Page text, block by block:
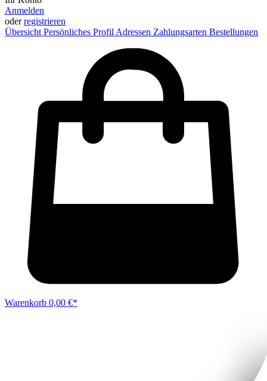
Anmelden
oderregistrieren
Übersicht Persönliches Profil Adressen Zahlungsarten Bestellungen
Warenkorb 0,00 €*